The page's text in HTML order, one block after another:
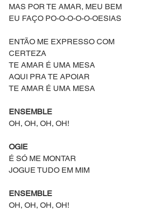
MAS POR TE AMAR, MEU BEM
EU FAÇO PO-O-O-O-O-OESIAS
ENTÃO ME EXPRESSO COM
CERTEZA
TE AMAR É UMA MESA
AQUI PRA TE APOIAR
TE AMAR É UMA MESA
ENSEMBLE
OH, OH, OH, OH!
OGIE
É SÓ ME MONTAR
JOGUE TUDO EM MIM
ENSEMBLE
OH, OH, OH, OH!